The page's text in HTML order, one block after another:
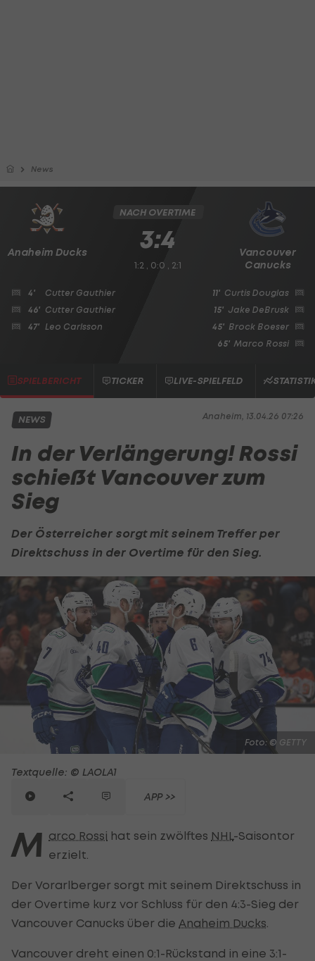
News
Anaheim Ducks
Vancouver
Canucks
NACH OVERTIME
3:4
1:2 , 0:0 , 2:1
4'
Cutter Gauthier
46' Cutter Gauthier
47' Leo Carlsson
11' Curtis Douglas
15' Jake DeBrusk
45' Brock Boeser
65' Marco Rossi
SPIELBERICHT TICKER LIVE-SPIELFELD
Anaheim, 13.04.26 07:26
NEWS
In der Verlängerung! Rossi
schießt Vancouver zum
Sieg
Der Österreicher sorgt mit seinem Treffer per
Direktschuss in der Overtime für den Sieg.
Foto: © GETTY
Textquelle: © LAOLA1
APP >>
M arco Rossi hat sein zwölftes NHL -Saisontor
erzielt.
Der Vorarlberger sorgt mit seinem Direktschuss in
der Overtime kurz vor Schluss für den 4:3-Sieg der
Vancouver Canucks über die Anaheim Ducks
Vancouver dreht einen 0:1-Rückstand in eine 3:1-